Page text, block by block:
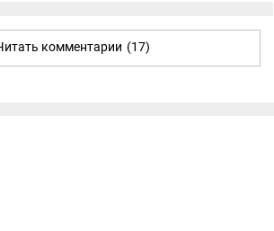
комментарии (17)